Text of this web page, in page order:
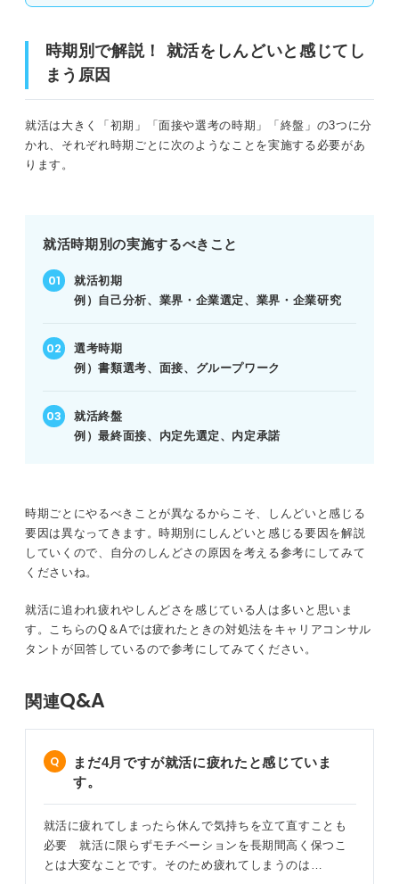
時期別で解説！ 就活をしんどいと感じてし
まう原因
就活は大きく「初期」「面接や選考の時期」「終盤」の3つに分
かれ、それぞれ時期ごとに次のようなことを実施する必要があ
ります。
就活時期別の実施するべきこと
就活初期
例）自己分析、業界・企業選定、業界・企業研究
選考時期
例）書類選考、面接、グループワーク
就活終盤
例）最終面接、内定先選定、内定承諾
時期ごとにやるべきことが異なるからこそ、しんどいと感じる
要因は異なってきます。時期別にしんどいと感じる要因を解説
していくので、自分のしんどさの原因を考える参考にしてみて
くださいね。
就活に追われ疲れやしんどさを感じている人は多いと思いま
す。こちらのQ＆Aでは疲れたときの対処法をキャリアコンサル
タントが回答しているので参考にしてみてください。
関連Q&A
まだ4月ですが就活に疲れたと感じていま
す。
就活に疲れてしまったら休んで気持ちを立て直すことも
必要 就活に限らずモチベーションを長期間高く保つこ
とは大変なことです。そのため疲れてしまうのは…
の方法5選
②好きなことをする
③何もしない日を作る
⑤共感できる記事やSNSの投稿を探す
これだけは避けよう！ 就活がしんどいときのNG行動
とにかく企業を受けまくる
何も行動しない
妥協して就活を終えてしまう
就職エージェントを利用する
スカウトサイトを利用する
「就活がしんどい」という気持ちから脱却して理想の内定
を獲得しよう！